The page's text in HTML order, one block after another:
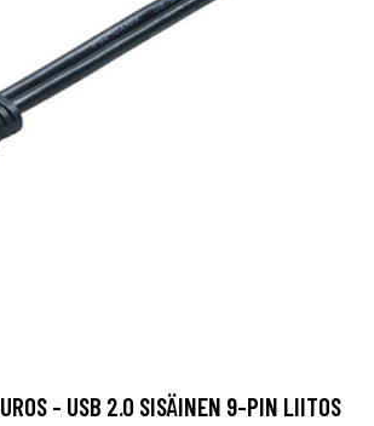
- USB 2.0 SISÄINEN 9-PIN LIITOS